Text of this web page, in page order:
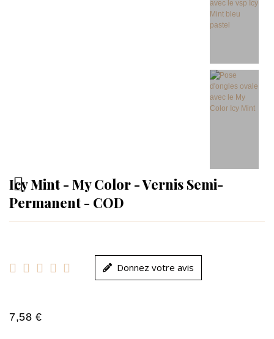
Icy Mint - My Color - Vernis Semi-
Permanent - COD
     Donnez votre avis
7,58 €